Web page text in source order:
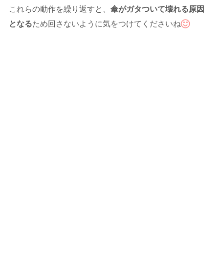
これらの動作を繰り返すと、 傘がガタついて壊れる原因
となるため回さないように気をつけてくださいね